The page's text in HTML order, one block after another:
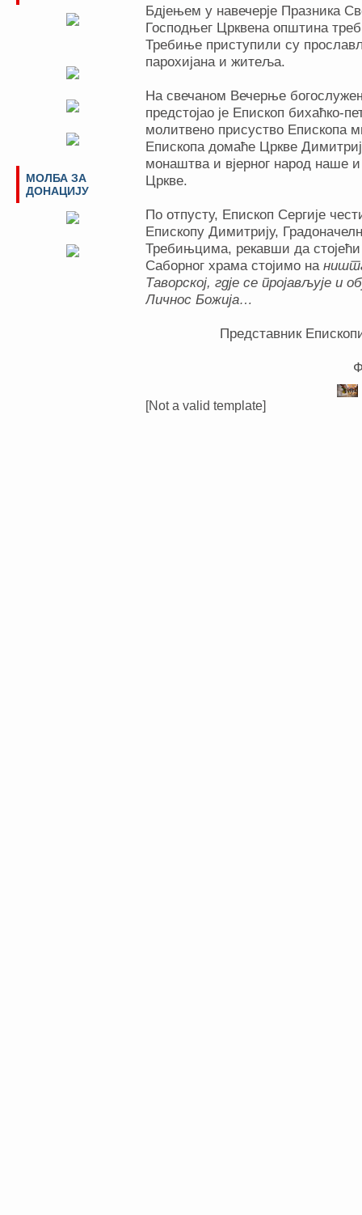
Бдјењем у навечерје Празника
Господњег Црквена општина
Требиње приступили су
парохијана и житеља.
На свечаном Вечерње
предстојао је Епископ бихаћко-
молитвено присуство Епископа
Епископа домаће Цркве
монаштва и вјерног народ наше
Цркве.
По отпусту, Епископ Сергије
Епископу Димитрију,
Требињцима, рекавши да
Саборног храма стојимо на
Таворској, гдје се пројављује и
Личнос Божија…
Представник
[Not a valid template]
МОЛБА ЗА
ДОНАЦИЈУ